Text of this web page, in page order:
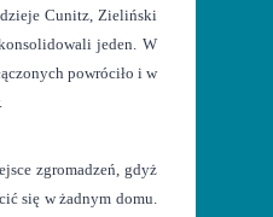
Cunitz, Zieliński
jeden. W
powróciło i w
zgromadzeń, gdyż
się w żadnym domu.